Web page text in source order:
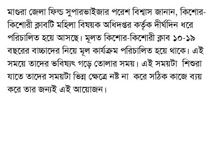
মাগুরা জেলা ফিল্ড সুপারভাইজার পরেশ বিশ্বাস জানান, কিশোর-
কিশোরী ক্লাবটি মহিলা বিষয়ক অধিদপ্তর কর্তৃক দীর্ঘদিন ধরে
পরিচালিত হয়ে আসছে। মূলত কিশোর-কিশোরী ক্লাব ১০-১৯
বছরের বাচ্চাদের নিয়ে মূল কার্যক্রম পরিচালিত হয়ে থাকে। এই
সময়ে তাদের ভবিষ্যৎ গড়ে তোলার সময়। এই সময়টা শিশুরা
যাতে তাদের সময়টা ভিন্ন ক্ষেত্রে নষ্ট না করে সঠিক কাজে ব্যয়
করে তার জন্যই এই আয়োজন।